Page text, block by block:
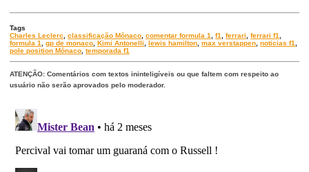
Tags
Charles Leclerc,classificação Mônaco,comentar formula 1,f1,ferrari,ferrari f1,
formula 1,gp de monaco, Kimi Antonelli, lewis hamilton,max verstappen,noticias f1,
pole position Mônaco,temporada f1
ATENÇÃO: Comentários com textos ininteligíveis ou que faltem com respeito ao
usuário não serão aprovados pelo moderador.